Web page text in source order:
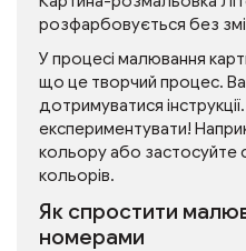
розфарбовується без
У процесі малювання
що це творчий процес.
дотримуватися
експериментувати!
кольору або застосуйте
кольорів.
Як спростити
номерами